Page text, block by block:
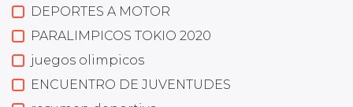
DEPORTES A MOTOR
PARALIMPICOS TOKIO 2020
juegos olimpicos
ENCUENTRO DE JUVENTUDES